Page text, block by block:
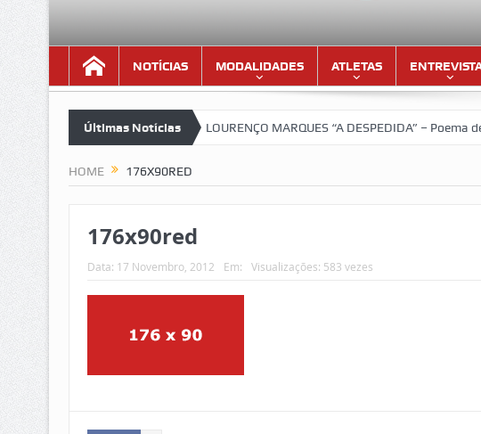
NOTÍCIAS MODALIDADES ATLETAS
Últimas Notícias
versão lindíssima!!! LOURENÇO MARQUES “A DESPEDIDA” – Poema de Orlando
HOME 176X90RED
176x90red
Data: 17 Novembro, 2012 Em: Visualizações: 583 vezes